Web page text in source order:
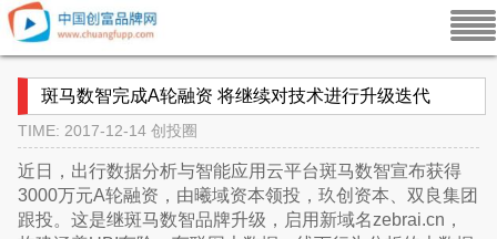
斑马数智完成A轮融资 将继续对技术进行升级迭代
TIME: 2017-12-14 创投圈
近日，出行数据分析与智能应用云平台斑马数智宣布获得
3000万元A轮融资，由曦域资本领投，玖创资本、双良集团
跟投。这是继斑马数智品牌升级，启用新域名zebrai.cn，